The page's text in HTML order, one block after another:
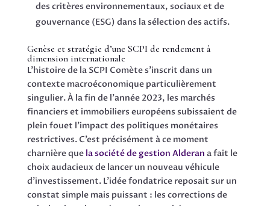
des critères environnementaux, sociaux et de
gouvernance (ESG) dans la sélection des actifs.
Genèse et stratégie d’une SCPI de rendement à
dimension internationale
L’histoire de la SCPI Comète s’inscrit dans un
contexte macroéconomique particulièrement
singulier. À la fin de l’année 2023, les marchés
financiers et immobiliers européens subissaient de
plein fouet l’impact des politiques monétaires
restrictives. C’est précisément à ce moment
charnière que la société de gestion Alderan a fait le
choix audacieux de lancer un nouveau véhicule
d’investissement. L’idée fondatrice reposait sur un
constat simple mais puissant : les corrections de